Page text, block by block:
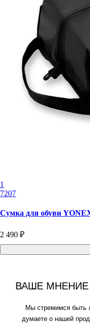
1
7207
Сумка для обуви
2 490 ₽
ВАШЕ МНЕНИЕ
Мы стремимся быть
думаете о нашей